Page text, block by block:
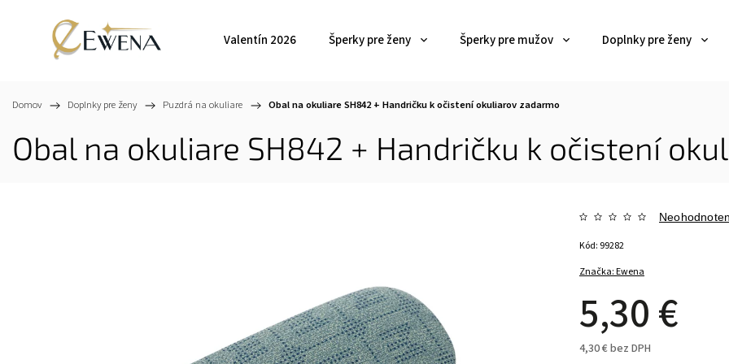
Valentín 2026 Šperky pre ženy Šperky pre mužov Doplnky pre ženy
Domov / Doplnky pre ženy / Puzdrá na okuliare / Obal na okuliare SH842+ Handričku k očistení okuliarov zadarmo
Obal na okuliare SH842 + Handričku k očistení
Značka:Ewena
5,30 €
4,30 € bez DPH
Kód: 99282